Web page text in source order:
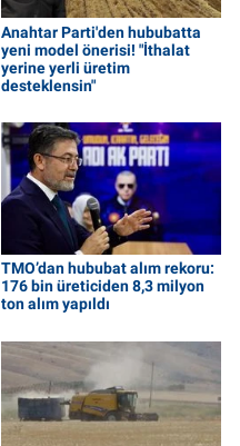
Anahtar Parti'den hububatta
yeni model önerisi! "İthalat
yerine yerli üretim
desteklensin"
TMO’dan hububat alım rekoru:
176 bin üreticiden 8,3 milyon
ton alım yapıldı